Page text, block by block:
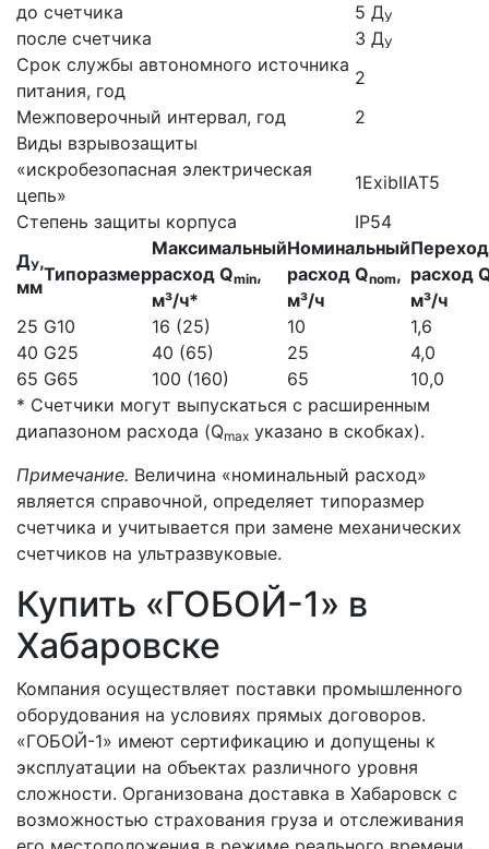
до счетчика
5 ДУ
после счетчика 3 ДУ
Срок службы автономного источника
питания, год
2
Межповерочный интервал, год
2
Виды взрывозащиты
«искробезопасная электрическая
цепь»
1ExibIIAT5
Степень защиты корпуса
IP54
ДУ,
мм
Типоразмер
Максимальный
расход Qmin,
м³/ч*
Номинальный
расход Qnom,
м³/ч
расход
м³/ч
25 G10 16 (25) 10
1,6
40 G25 40 (65) 25
4,0
65 G65 100 (160) 65
10,0
* Счетчики могут выпускаться с расширенным
диапазоном расхода (Qmax указано в скобках).
Примечание. Величина «номинальный расход»
является справочной, определяет типоразмер
счетчика и учитывается при замене механических
счетчиков на ультразвуковые.
Купить «ГОБОЙ-1» в
Хабаровске
Компания осуществляет поставки промышленного
оборудования на условиях прямых договоров.
«ГОБОЙ-1» имеют сертификацию и допущены к
эксплуатации на объектах различного уровня
сложности. Организована доставка в Хабаровск с
возможностью страхования груза и отслеживания